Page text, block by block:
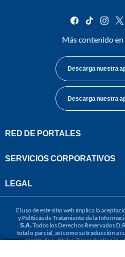
facebook
tiktok
Más contenido en
Descarga nuestra
Descarga nuestra
RED DE PORTALES
SERVICIOS CORPORATIVOS
LEGAL
El uso de este sitio web implica la
y Políticas de Tratamiento de la
S.A.Todos los Derechos Reservados
total o parcial, así como su traducción a
escrita de su titular. Reproduction in